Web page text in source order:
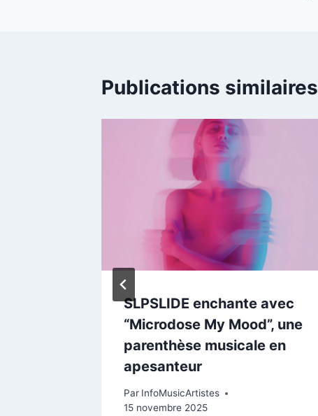
Publications similaires
SLPSLIDE enchante avec
“Microdose My Mood”, une
parenthèse musicale en
apesanteur
Par InfoMusicArtistes
15 novembre 2025